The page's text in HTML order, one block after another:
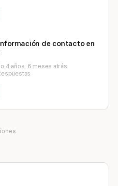
de contacto en
4 años, 6 meses atrás